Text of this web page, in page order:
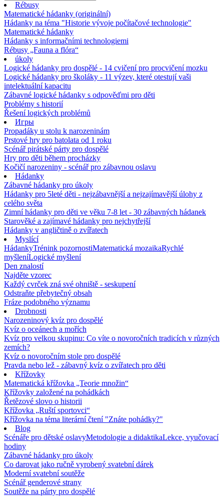
Rébusy
Matematické hádanky (originální)
Hádanky na téma "Historie vývoje počítačové technologie"
Matematické hádanky
Hádanky s informačními technologiemi
Rébusy „Fauna a flóra“
úkoly
Logické hádanky pro dospělé - 14 cvičení pro procvičení mozku
Logické hádanky pro školáky - 11 výzev, které otestují vaši
intelektuální kapacitu
Zábavné logické hádanky s odpověďmi pro děti
Problémy s historií
Řešení logických problémů
Игры
Propadáky u stolu k narozeninám
Prstové hry pro batolata od 1 roku
Scénář pirátské párty pro dospělé
Hry pro děti během procházky
Kočičí narozeniny - scénář pro zábavnou oslavu
Hádanky
Zábavné hádanky pro úkoly
Hádanky pro 5leté děti - nejzábavnější a nejzajímavější úlohy z
celého světa
Zimní hádanky pro děti ve věku 7-8 let - 30 zábavných hádanek
Starověké a zajímavé hádanky pro nejchytřejší
Hádanky v angličtině o zvířatech
Myslící
HádankyTrénink pozornostiMatematická mozaikaRychlé
myšleníLogické myšlení
Den znalostí
Najděte vzorec
Každý cvrček zná své ohniště - seskupení
Odstraňte přebytečný obsah
Fráze podobného významu
Drobnosti
Narozeninový kvíz pro dospělé
Kvíz o oceánech a mořích
Kvíz pro velkou skupinu: Co víte o novoročních tradicích v různých
zemích?
Kvíz o novoročním stole pro dospělé
Pravda nebo lež - zábavný kvíz o zvířatech pro děti
Křížovky
Matematická křížovka „Teorie množin“
Křížovky založené na pohádkách
Řetězové slovo o historii
Křížovka „Ruští sportovci“
Křížovka na téma literární čtení "Znáte pohádky?"
Blog
Scénáře pro dětské oslavyMetodologie a didaktikaLekce, vyučovací
hodiny
Zábavné hádanky pro úkoly
Co darovat jako ručně vyrobený svatební dárek
Moderní svatební soutěže
Scénář genderové strany
Soutěže na párty pro dospělé